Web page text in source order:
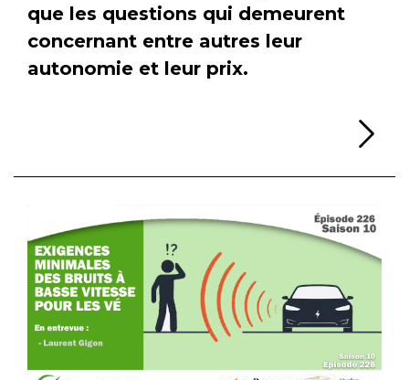
que les questions qui demeurent
concernant entre autres leur
autonomie et leur prix.